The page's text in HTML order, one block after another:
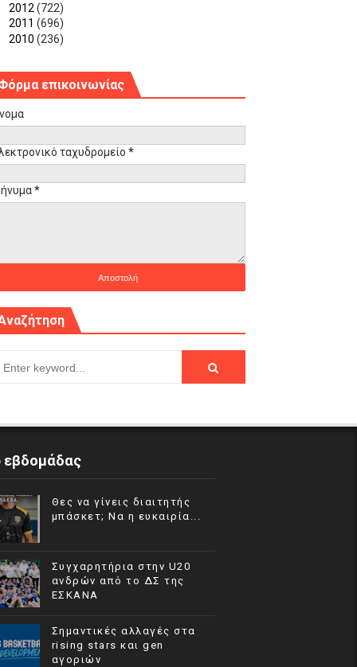
2012 (722)
2011 (696)
2010 (236)
επικοινωνίας
ταχυδρομείο *
*
εβδομάδας
Θες να γίνεις διαιτητής
μπάσκετ; Να η ευκαιρία...
Συγχαρητήρια στην U20
ανδρών από το ΔΣ της
ΕΣΚΑΝΑ
Σημαντικές αλλαγές στα
rising stars και gen
αγοριών